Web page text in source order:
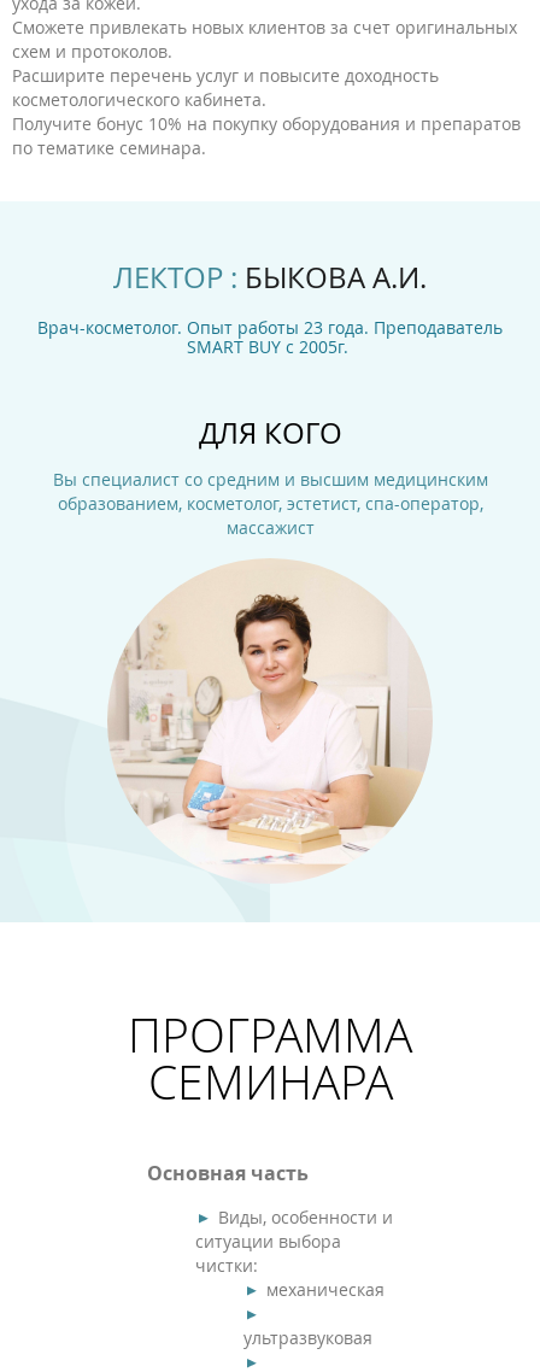
Сможете привлекать новых клиентов за счет оригинальных
схем и протоколов.
Расширите перечень услуг и повысите доходность
косметологического кабинета.
Получите бонус 10% на покупку оборудования и препаратов
по тематике семинара.
ЛЕКТОР : БЫКОВА А.И.
Врач-косметолог. Опыт работы 23 года. Преподаватель
SMART BUY c 2005г.
ДЛЯ КОГО
Вы специалист со средним и высшим медицинским
образованием, косметолог, эстетист, спа-оператор,
массажист
ПРОГРАММА
СЕМИНАРА
Основная часть
Виды, особенности и
ситуации выбора
чистки:
механическая
ультразвуковая